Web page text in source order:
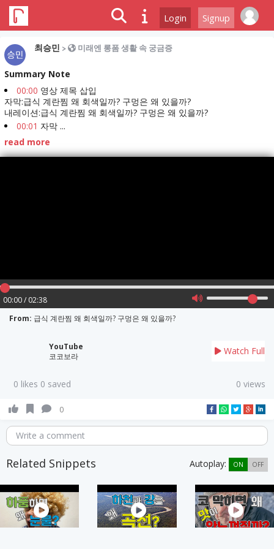
Login Signup
최승민 > 미래엔 롱폼 생활 속 궁금증
Summary Note
00:00 영상 제목 삽입
자막:급식 계란찜 왜 회색일까? 구멍은 왜 있을까?
내레이션:급식 계란찜 왜 회색일까? 구멍은 왜 있을까?
00:01 자막 ...
read more
00:00 / 02:38
From: 급식 계란찜 왜 회색일까? 구멍은 왜 있을까?
YouTube
코코보라
Watch Full
0 likes 0 saved 0 views
0
Write a comment
Related Snippets Autoplay: ON OFF